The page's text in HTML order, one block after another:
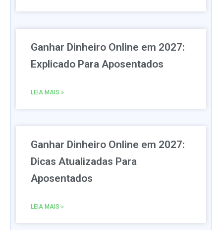
Ganhar Dinheiro Online em 2027:
Explicado Para Aposentados
LEIA MAIS »
Ganhar Dinheiro Online em 2027:
Dicas Atualizadas Para
Aposentados
LEIA MAIS »